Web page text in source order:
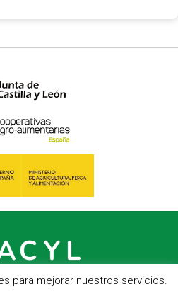
para mejorar nuestros servicios.